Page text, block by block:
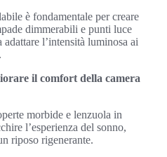
è fondamentale per creare
dimmerabili e punti luce
l’intensità luminosa ai
il comfort della camera
morbide e lenzuola in
l’esperienza del sonno,
riposo rigenerante.